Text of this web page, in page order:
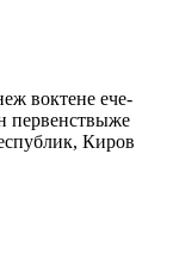
воктене ече-
первенствыже
Киров